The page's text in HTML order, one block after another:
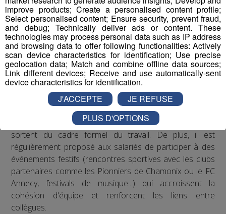
Concernant les troubles musculo-squelettiques, Radio
Mont Blanc s’est engagé à respecter les
recommandations de la médecine du travail en matière
de posture sur les postes de travail : des rehausseurs de
clavier ont été distribués aux salariés qui le souhaitaient.
Concernant le bien-être au travail, le Groupe Mont Blanc
Médias organise depuis plusieurs années des
séminaires d’entreprise qui permettent à ses
collaborateurs de partager des moments conviviaux qui
sortent du cadre formel du travail. De plus, il est
régulièrement proposé aux salariés de participer à des
événements festifs (rencontres sportives avec les clubs
partenaires comme les Pionniers de Chamonix ou le FC
Annecy, festivals de musique...) qui accroissent la
cohésion d'équipe et renforcent les liens entre
collègues.
improve products; Create a personalised content profile;
Select personalised content; Ensure security, prevent fraud,
and debug; Technically deliver ads or content. These
technologies may process personal data such as IP address
and browsing data to offer following functionalities: Actively
scan device characteristics for identification; Use precise
geolocation data; Match and combine offline data sources;
Link different devices; Receive and use automatically-sent
device characteristics for identification.
J'ACCEPTE
JE REFUSE
PLUS D'OPTIONS